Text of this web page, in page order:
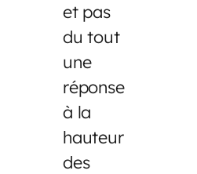
et pas
du tout
une
réponse
à la
hauteur
des